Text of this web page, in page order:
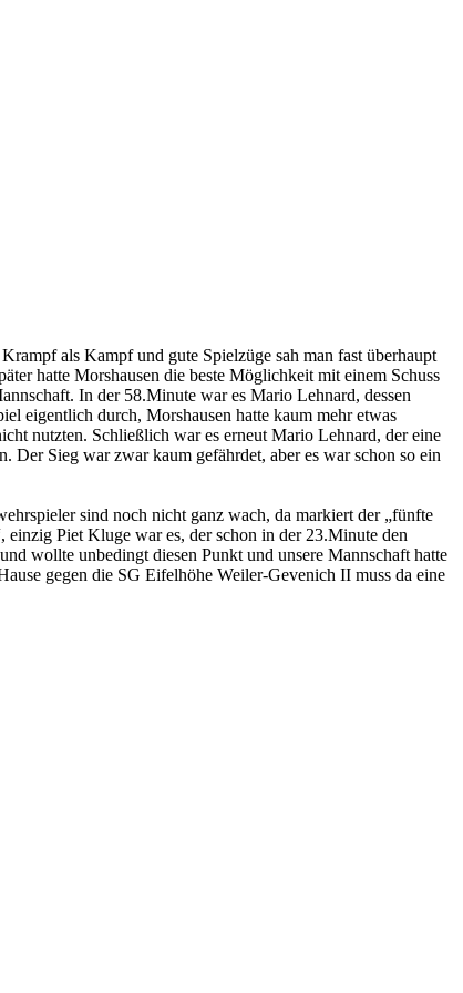
als Kampf und gute Spielzüge sah man fast überhaupt
hatte Morshausen die beste Möglichkeit mit einem Schuss
In der 58.Minute war es Mario Lehnard, dessen
eigentlich durch, Morshausen hatte kaum mehr etwas
nutzten. Schließlich war es erneut Mario Lehnard, der eine
Sieg war zwar kaum gefährdet, aber es war schon so ein
sind noch nicht ganz wach, da markiert der „fünfte
Piet Kluge war es, der schon in der 23.Minute den
wollte unbedingt diesen Punkt und unsere Mannschaft hatte
gegen die SG Eifelhöhe Weiler-Gevenich II muss da eine